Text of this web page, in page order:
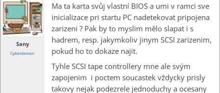
Sany
Cyberdemon
Ma ta karta svůj vlastní BIOS a umi v ramci sve
inicializace pri startu PC nadetekovat pripojena
zarizeni ? Pak by to myslim mělo slapat i s
hadrem, resp. jakymkoliv jinym SCSI zarizenim,
pokud ho to dokaze najit.
Tyhle SCSI tape controllery mne ale svým
zapojenim i poctem soucastek vždycky prisly
takovy nejak podezrele jednoduchy a ocesany